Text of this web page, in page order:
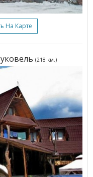
На Карте
(218 км.)